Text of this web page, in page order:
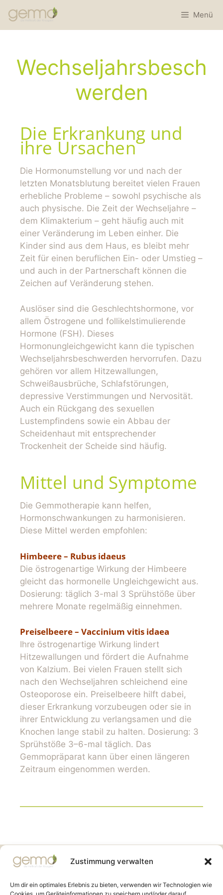
Zustimmung verwalten
Um dir ein optimales Erlebnis zu bieten, verwenden wir Technologien wie
Menü
Wechseljahrsbesch
werden
Die Erkrankung und
ihre Ursachen
Die Hormonumstellung vor und nach der
letzten Monatsblutung bereitet vielen Frauen
erhebliche Probleme – sowohl psychische als
auch physische. Die Zeit der Wechseljahre –
dem Klimakterium – geht häufig auch mit
einer Veränderung im Leben einher. Die
Kinder sind aus dem Haus, es bleibt mehr
Zeit für einen beruflichen Ein- oder Umstieg –
und auch in der Partnerschaft können die
Zeichen auf Veränderung stehen.
Auslöser sind die Geschlechtshormone, vor
allem Östrogene und follikelstimulierende
Hormone (FSH). Dieses
Hormonungleichgewicht kann die typischen
Wechseljahrsbeschwerden hervorrufen. Dazu
gehören vor allem Hitzewallungen,
Schweißausbrüche, Schlafstörungen,
depressive Verstimmungen und Nervosität.
Auch ein Rückgang des sexuellen
Lustempfindens sowie ein Abbau der
Scheidenhaut mit entsprechender
Trockenheit der Scheide sind häufig.
Mittel und Symptome
Die Gemmotherapie kann helfen,
Hormonschwankungen zu harmonisieren.
Diese Mittel werden empfohlen:
Himbeere – Rubus idaeus
Die östrogenartige Wirkung der Himbeere
gleicht das hormonelle Ungleichgewicht aus.
Dosierung: täglich 3-mal 3 Sprühstöße über
mehrere Monate regelmäßig einnehmen.
Preiselbeere – Vaccinium vitis idaea
Ihre östrogenartige Wirkung lindert
Hitzewallungen und fördert die Aufnahme
von Kalzium. Bei vielen Frauen stellt sich
nach den Wechseljahren schleichend eine
Osteoporose ein. Preiselbeere hilft dabei,
dieser Erkrankung vorzubeugen oder sie in
ihrer Entwicklung zu verlangsamen und die
Knochen lange stabil zu halten. Dosierung: 3
Sprühstöße 3–6-mal täglich. Das
Gemmopräparat kann über einen längeren
Zeitraum eingenommen werden.
Gemmo Community
Birkenstr. 7
CH-6003 Luzern